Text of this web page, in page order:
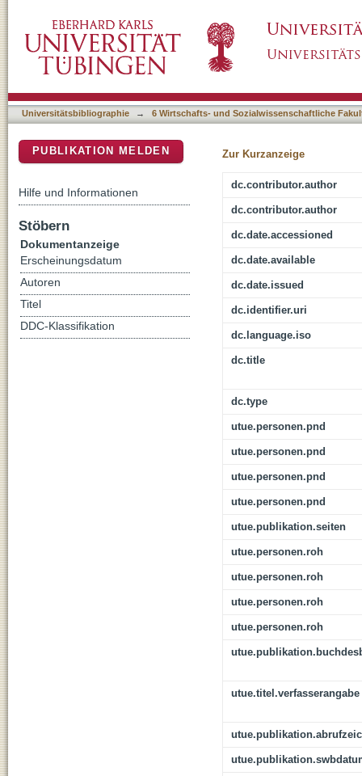
Universitätsbibliographie → 6 Wirtschafts- und Sozialwissenschaftliche
Zur Kurzanzeige
dc.contributor.author
dc.contributor.author
dc.date.accessioned
dc.date.available
dc.date.issued
dc.identifier.uri
dc.language.iso
dc.title
dc.type
utue.personen.pnd
utue.personen.pnd
utue.personen.pnd
utue.personen.pnd
utue.publikation.seiten
utue.personen.roh
utue.personen.roh
utue.personen.roh
utue.personen.roh
utue.titel.verfasserangabe
PUBLIKATION MELDEN
Hilfe und Informationen
Stöbern
Dokumentanzeige
Erscheinungsdatum
Autoren
Titel
DDC-Klassifikation